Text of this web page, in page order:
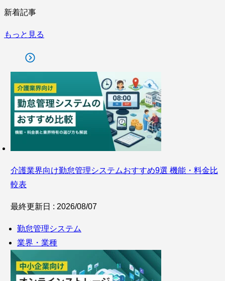
新着記事
もっと見る
介護業界向け勤怠管理システムおすすめ9選 機能・料金比
較表
最終更新日 : 2026/08/07
勤怠管理システム
業界・業種